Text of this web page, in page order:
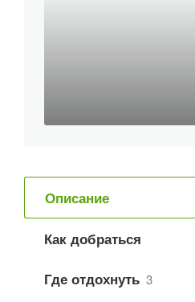
Описание
Как добраться
Где отдохнуть 3